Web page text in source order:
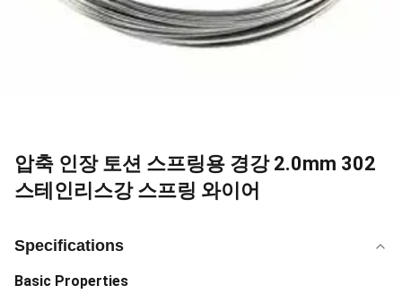
압축 인장 토션 스프링용 경강 2.0mm 302
스테인리스강 스프링 와이어
Specifications
Basic Properties